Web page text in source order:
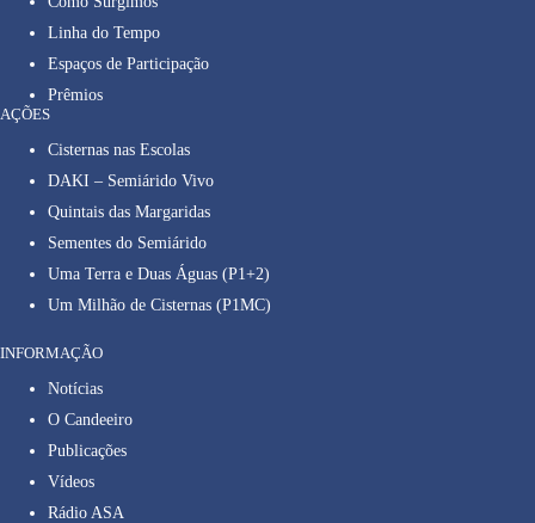
Linha do Tempo
Espaços de Participação
Prêmios
AÇÕES
Cisternas nas Escolas
DAKI – Semiárido Vivo
Quintais das Margaridas
Sementes do Semiárido
Uma Terra e Duas Águas (P1+2)
Um Milhão de Cisternas (P1MC)
INFORMAÇÃO
Notícias
O Candeeiro
Publicações
Vídeos
Rádio ASA